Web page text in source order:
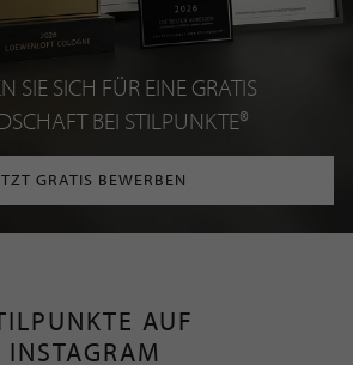
SIE SICH FÜR EINE GRATIS
BEI STILPUNKTE®
GRATIS BEWERBEN
AUF
INSTAGRAM